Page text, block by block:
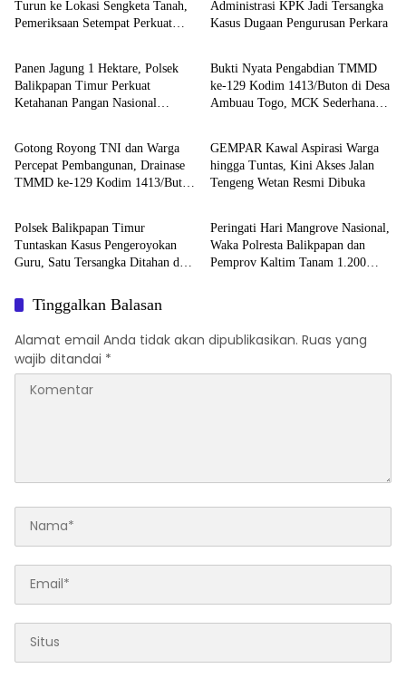
Turun ke Lokasi Sengketa Tanah,
Pemeriksaan Setempat Perkuat
Administrasi KPK Jadi Tersangka
Kasus Dugaan Pengurusan Perkara
Berita
Panen Jagung 1 Hektare, Polsek
Balikpapan Timur Perkuat
Ketahanan Pangan Nasional
Berita
Bukti Nyata Pengabdian TMMD
ke-129 Kodim 1413/Buton di Desa
Ambuau Togo, MCK Sederhana
Berita
Gotong Royong TNI dan Warga
Percepat Pembangunan, Drainase
TMMD ke-129 Kodim 1413/Buton
Berita
GEMPAR Kawal Aspirasi Warga
hingga Tuntas, Kini Akses Jalan
Tengeng Wetan Resmi Dibuka
Berita
Polsek Balikpapan Timur
Tuntaskan Kasus Pengeroyokan
Guru, Satu Tersangka Ditahan dan
Hukum Wajib Lapor
Berita
Peringati Hari Mangrove Nasional,
Waka Polresta Balikpapan dan
Pemprov Kaltim Tanam 1.200
Tinggalkan Balasan
Alamat email Anda tidak akan dipublikasikan. Ruas yang
wajib ditandai *